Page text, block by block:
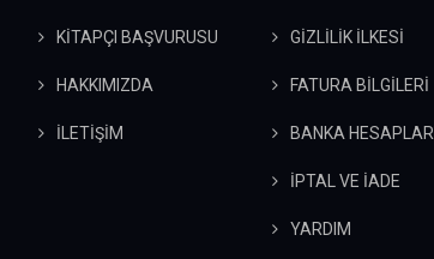
KİTAPÇI BAŞVURUSU
HAKKIMIZDA
İLETİŞİM
GİZLİLİK İLKESİ
FATURA BİLGİLERİ
BANKA HESAPLARI
İPTAL VE İADE
YARDIM